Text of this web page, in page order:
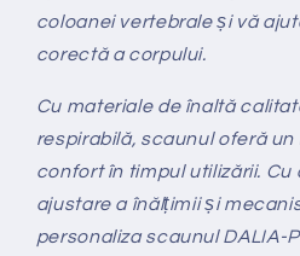
coloanei vertebrale și vă
corectă a corpului.
Cu materiale de înaltă
respirabilă, scaunul oferă
confort în timpul utilizării.
ajustare a înălțimii și
personaliza scaunul DALIA-